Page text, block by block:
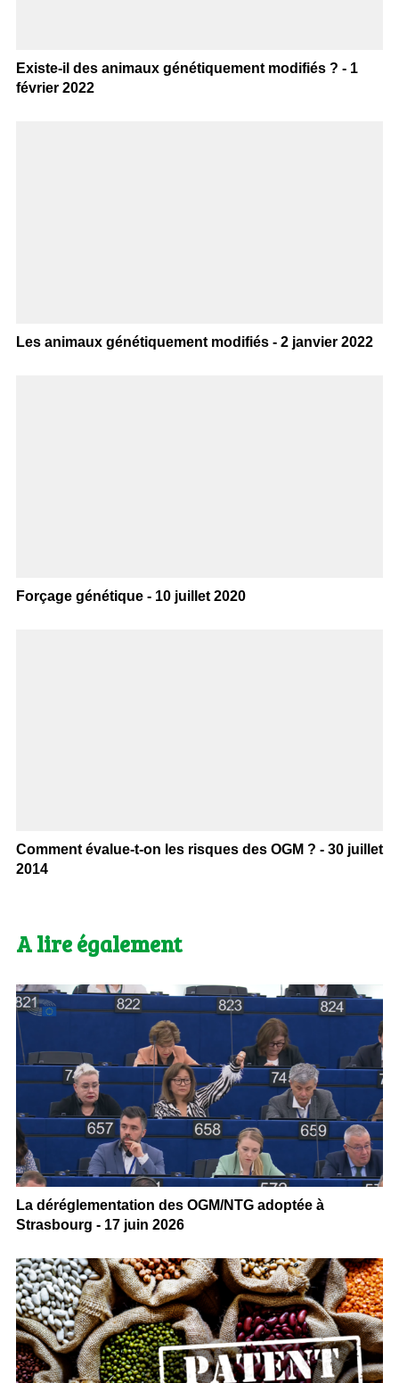
Existe-il des animaux génétiquement modifiés ? - 1
février 2022
Les animaux génétiquement modifiés - 2 janvier 2022
Forçage génétique - 10 juillet 2020
Comment évalue-t-on les risques des OGM ? - 30 juillet
2014
A lire également
La déréglementation des OGM/NTG adoptée à
Strasbourg - 17 juin 2026